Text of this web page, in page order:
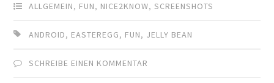
ALLGEMEIN, FUN, NICE2KNOW,SCREENSHOTS
ANDROID, EASTEREGG, FUN, JELLY BEAN
SCHREIBE EINEN KOMMENTAR